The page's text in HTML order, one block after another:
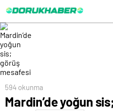
594 okunma
Mardin’de yoğun